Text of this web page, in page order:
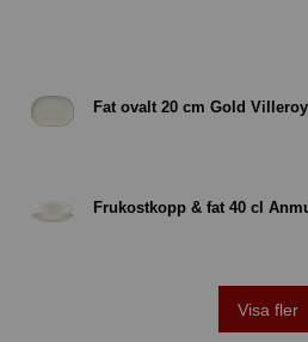
Fat ovalt 20 cm Gold
Frukostkopp & fat 40 cl
Visa fler